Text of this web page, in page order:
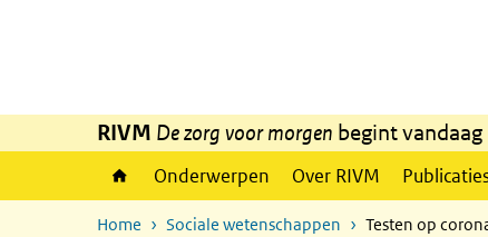
RIVM De zorg voor morgen begint vandaag
Onderwerpen Over RIVM
Home Sociale wetenschappen Testen op